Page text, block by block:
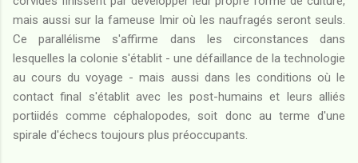
mais aussi sur la fameuse Imir où les naufragés seront seuls.
Ce parallélisme s'affirme dans les circonstances dans
lesquelles la colonie s'établit - une défaillance de la technologie
au cours du voyage - mais aussi dans les conditions où le
contact final s'établit avec les post-humains et leurs alliés
portiidés comme céphalopodes, soit donc au terme d'une
spirale d'échecs toujours plus préoccupants.